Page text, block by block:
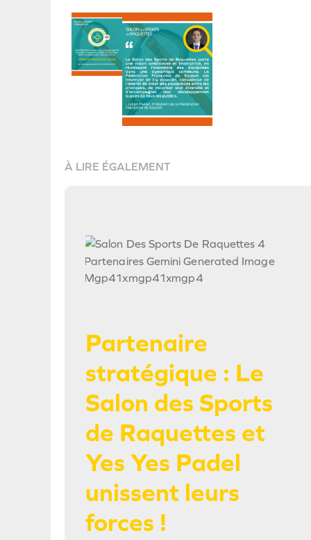
À LIRE ÉGALEMENT
Partenaire
stratégique : Le
Salon des Sports
de Raquettes et
Yes Yes Padel
unissent leurs
forces !